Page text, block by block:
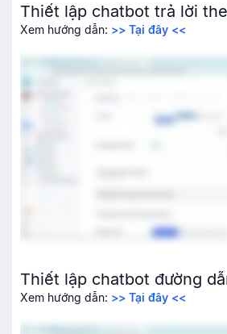
Thiết lập chatbot trả lời
Xem hướng dẫn: >> Tại đây <<
Thiết lập chatbot đường
Xem hướng dẫn: >> Tại đây <<